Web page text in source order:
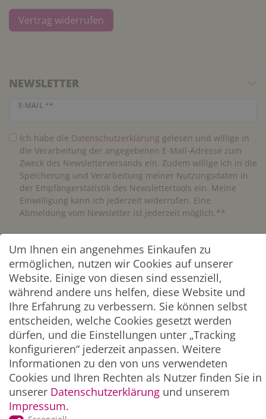
Vertrag widerrufen
NEWSLETTER
E-MAIL **
Newsletter Honig
Ich habe die Daten­schutz­erklärung gelesen und willige in
die Verarbeitung der angegebenen E-Mail-Adresse zum
Zweck des Newsletterversands ein. Zudem willige ich in die
Speicherung und Verarbeitung meiner Nutzungsdaten in
der Empfängerstatistik des Newslettertools ein. Meine
Einwilligung kann ich jederzeit widerrufen. Eine
Abmeldung vom Newsletter ist jederzeit möglich.**
Abonnieren
** Hierbei handelt es sich um ein Pflichtfeld.
ZAHLUNG & VERSAND
Um Ihnen ein angenehmes Einkaufen zu
ermöglichen, nutzen wir Cookies auf unserer
Website. Einige von diesen sind essenziell,
während andere uns helfen, diese Website und
Ihre Erfahrung zu verbessern. Sie können selbst
entscheiden, welche Cookies gesetzt werden
dürfen, und die Einstellungen unter „Tracking
konfigurieren“ jederzeit anpassen. Weitere
Informationen zu den von uns verwendeten
Cookies und Ihren Rechten als Nutzer finden Sie in
unserer Daten­schutz­erklärung und unserem
Impressum.